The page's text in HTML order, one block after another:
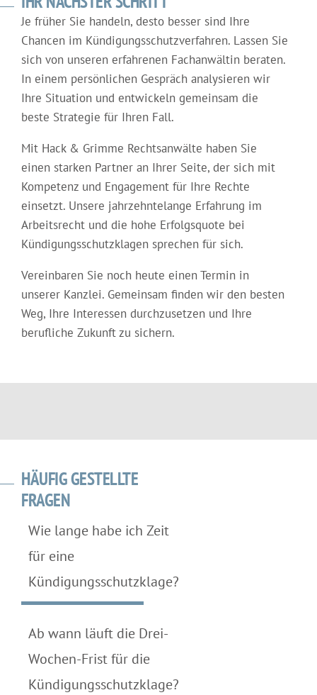
Je früher Sie handeln, desto besser sind Ihre
Chancen im Kündigungsschutzverfahren. Lassen Sie
sich von unseren erfahrenen Fachanwältin beraten.
In einem persönlichen Gespräch analysieren wir
Ihre Situation und entwickeln gemeinsam die
beste Strategie für Ihren Fall.
Mit Hack & Grimme Rechtsanwälte haben Sie
einen starken Partner an Ihrer Seite, der sich mit
Kompetenz und Engagement für Ihre Rechte
einsetzt. Unsere jahrzehntelange Erfahrung im
Arbeitsrecht und die hohe Erfolgsquote bei
Kündigungsschutzklagen sprechen für sich.
Vereinbaren Sie noch heute einen Termin in
unserer Kanzlei. Gemeinsam finden wir den besten
Weg, Ihre Interessen durchzusetzen und Ihre
berufliche Zukunft zu sichern.
HÄUFIG GESTELLTE
FRAGEN
Wie lange habe ich Zeit
für eine
Kündigungsschutzklage?
Ab wann läuft die Drei-
Wochen-Frist für die
Kündigungsschutzklage?